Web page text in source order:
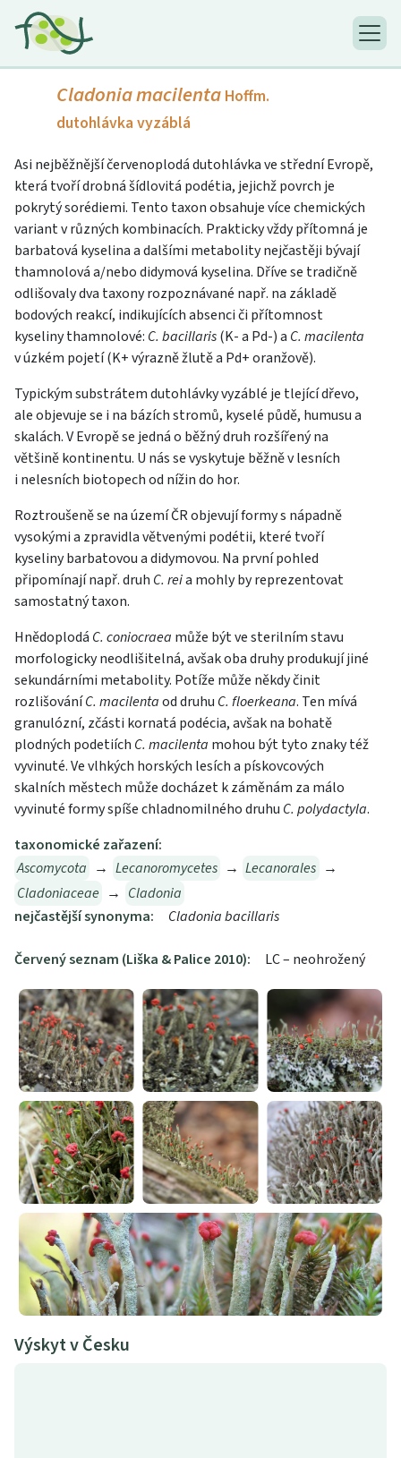
Cladonia macilenta Hoffm.
dutohlávka vyzáblá
Asi nejběžnější červenoplodá dutohlávka ve střední Evropě,
která tvoří drobná šídlovitá podétia, jejichž povrch je
pokrytý sorédiemi. Tento taxon obsahuje více chemických
variant v různých kombinacích. Prakticky vždy přítomná je
barbatová kyselina a dalšími metabolity nejčastěji bývají
thamnolová a/nebo didymová kyselina. Dříve se tradičně
odlišovaly dva taxony rozpoznávané např. na základě
bodových reakcí, indikujících absenci či přítomnost
kyseliny thamnolové: C. bacillaris(K- a Pd-) a C. macilenta
v úzkém pojetí (K+ výrazně žlutě a Pd+ oranžově).
Typickým substrátem dutohlávky vyzáblé je tlející dřevo,
ale objevuje se i na bázích stromů, kyselé půdě, humusu a
skalách. V Evropě se jedná o běžný druh rozšířený na
většině kontinentu. U nás se vyskytuje běžně v lesních
i nelesních biotopech od nížin do hor.
Roztroušeně se na území ČR objevují formy s nápadně
vysokými a zpravidla větvenými podétii, které tvoří
kyseliny barbatovou a didymovou. Na první pohled
připomínají např. druh C. reia mohly by reprezentovat
samostatný taxon.
Hnědoplodá C. coniocraea může být ve sterilním stavu
morfologicky neodlišitelná, avšak oba druhy produkují jiné
sekundárními metabolity. Potíže může někdy činit
rozlišováníC. macilentaod druhu C. floerkeana. Ten mívá
granulózní, zčásti kornatá podécia, avšak na bohatě
plodných podetiích C. macilenta mohou být tyto znaky též
vyvinuté. Ve vlhkých horských lesích a pískovcových
skalních městech může docházet k záměnám za málo
vyvinuté formy spíše chladnomilného druhu C. polydactyla.
taxonomické zařazení:
Ascomycota → Lecanoromycetes → Lecanorales →
Cladoniaceae → Cladonia
nejčastější synonyma:
Cladonia bacillaris
Červený seznam (Liška & Palice 2010): LC – neohrožený
Výskyt v Česku